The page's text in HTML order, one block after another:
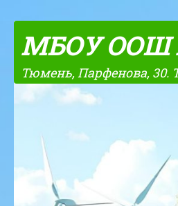
Skip to content
МБОУ ООШ
Тюмень, Парфенова, 30.